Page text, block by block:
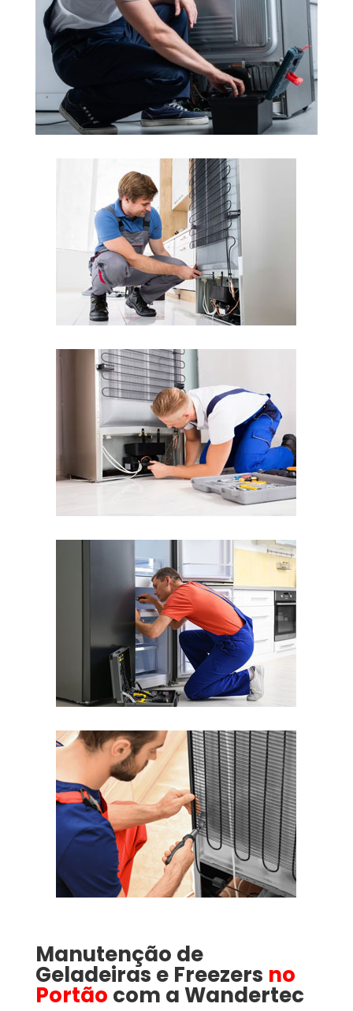
Manutenção de
Geladeiras e Freezers no
Portão com a Wandertec